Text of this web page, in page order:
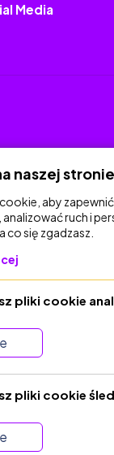
Media
dydaktycznych
naszej
aby
analizować ruch i
co się zgadzasz.
pliki cookie
pliki cookie